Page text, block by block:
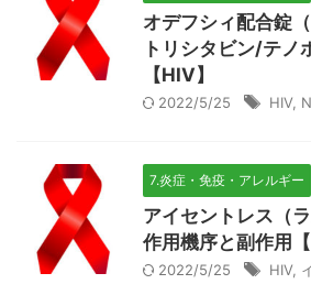
オデフシィ配合錠
トリシタビン/テノ
【HIV】
2022/5/25 HIV,
7.炎症・免疫・アレルギー
アイセントレス（
作用機序と副作用【
2022/5/25 HIV,